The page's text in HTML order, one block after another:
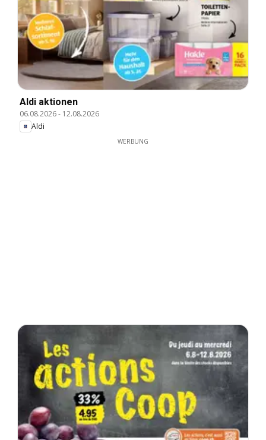
Aldi aktionen
06.08.2026- 12.08.2026
Aldi
WERBUNG